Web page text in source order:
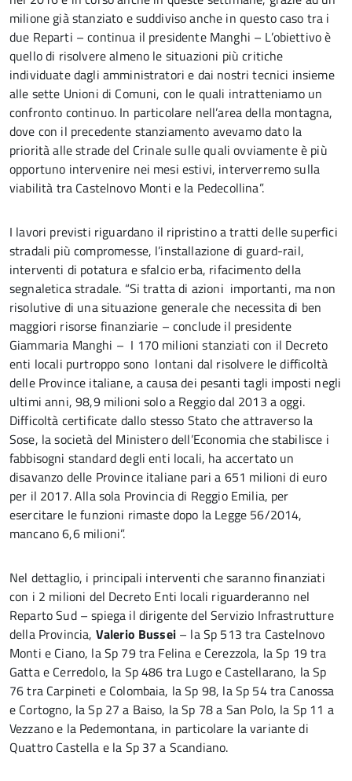
milione già stanziato e suddiviso anche in questo caso tra i
due Reparti – continua il presidente Manghi – L’obiettivo è
quello di risolvere almeno le situazioni più critiche
individuate dagli amministratori e dai nostri tecnici insieme
alle sette Unioni di Comuni, con le quali intratteniamo un
confronto continuo. In particolare nell’area della montagna,
dove con il precedente stanziamento avevamo dato la
priorità alle strade del Crinale sulle quali ovviamente è più
opportuno intervenire nei mesi estivi, interverremo sulla
viabilità tra Castelnovo Monti e la Pedecollina”.
I lavori previsti riguardano il ripristino a tratti delle superfici
stradali più compromesse, l’installazione di guard-rail,
interventi di potatura e sfalcio erba, rifacimento della
segnaletica stradale. “Si tratta di azioni importanti, ma non
risolutive di una situazione generale che necessita di ben
maggiori risorse finanziarie – conclude il presidente
Giammaria Manghi – I 170 milioni stanziati con il Decreto
enti locali purtroppo sono lontani dal risolvere le difficoltà
delle Province italiane, a causa dei pesanti tagli imposti negli
ultimi anni, 98,9 milioni solo a Reggio dal 2013 a oggi.
Difficoltà certificate dallo stesso Stato che attraverso la
Sose, la società del Ministero dell’Economia che stabilisce i
fabbisogni standard degli enti locali, ha accertato un
disavanzo delle Province italiane pari a 651 milioni di euro
per il 2017. Alla sola Provincia di Reggio Emilia, per
esercitare le funzioni rimaste dopo la Legge 56/2014,
mancano 6,6 milioni”.
Nel dettaglio, i principali interventi che saranno finanziati
con i 2 milioni del Decreto Enti locali riguarderanno nel
Reparto Sud – spiega il dirigente del Servizio Infrastrutture
della Provincia, Valerio Bussei– la Sp 513 tra Castelnovo
Monti e Ciano, la Sp 79 tra Felina e Cerezzola, la Sp 19 tra
Gatta e Cerredolo, la Sp 486 tra Lugo e Castellarano, la Sp
76 tra Carpineti e Colombaia, la Sp 98, la Sp 54 tra Canossa
e Cortogno, la Sp 27 a Baiso, la Sp 78 a San Polo, la Sp 11 a
Vezzano e la Pedemontana, in particolare la variante di
Quattro Castella e la Sp 37 a Scandiano.